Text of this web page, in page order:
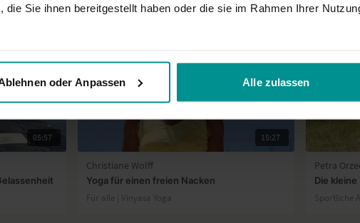
Sie ihnen bereitgestellt haben oder die sie im Rahmen Ihrer
oder Anpassen Alle zulassen
05:57 15:27
Christiane Wolff
Yoga für einen freien Nacken
Für alle | Vinyasa Yoga
Petra
Die
Sportliche